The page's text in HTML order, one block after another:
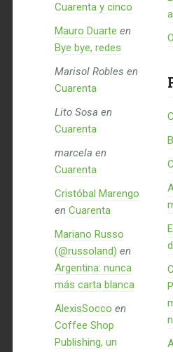
Cuarenta y cinco
Mauro Duarte en
Bye bye, redes
Marisol Robles en
Cuarenta
Lito Sosa en
Cuarenta
marcela en
Cuarenta
Cristóbal Marengo
en Cuarenta
Mariano Russo
(@russoland) en
Argentina: nunca
más carta blanca
AlexisSocco en
Coffee Shop
Publishing, un